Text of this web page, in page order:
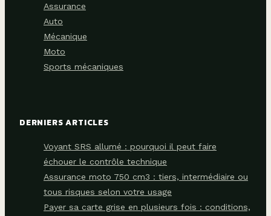
Assurance
Auto
Mécanique
Moto
Sports mécaniques
DERNIERS ARTICLES
Voyant SRS allumé : pourquoi il peut faire
échouer le contrôle technique
Assurance moto 750 cm3 : tiers, intermédiaire ou
tous risques selon votre usage
Payer sa carte grise en plusieurs fois : conditions,